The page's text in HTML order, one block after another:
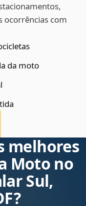
ocorrências com
da moto
melhores
Moto no
Sul,